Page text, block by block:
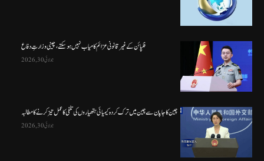
فلپائن کے غیر قانونی عزائم کامیاب نہیں ہو سکتے ، چینی وزارتِ دفاع
جولائی 30, 2026
چین کا جاپان سے چین میں ترک کردہ کیمیائی ہتھیاروں کی تلفی کا عمل تیز کرنے کا مطالبہ
جولائی 30, 2026